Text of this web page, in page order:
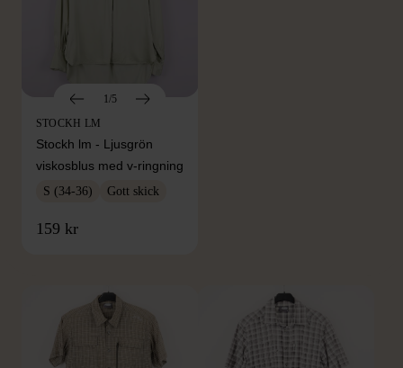
1/5
STOCKH LM
Stockh lm - Ljusgrön
viskosblus med v-ringning
S (34-36) Gott skick
159 kr
FRÅN SAMMA VARUMÄRKE